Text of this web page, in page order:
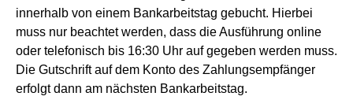
innerhalb von einem Bankarbeitstag gebucht. Hierbei
muss nur beachtet werden, dass die Ausführung online
oder telefonisch bis 16:30 Uhr auf gegeben werden muss.
Die Gutschrift auf dem Konto des Zahlungsempfänger
erfolgt dann am nächsten Bankarbeitstag.